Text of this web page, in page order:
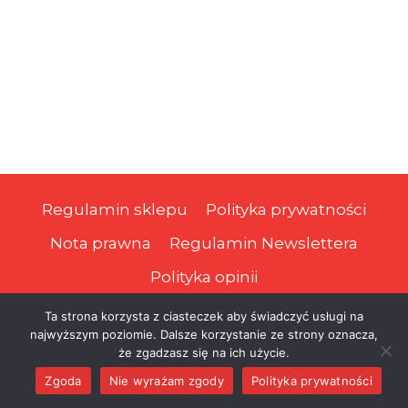
Regulamin sklepu
Polityka prywatności
Nota prawna
Regulamin Newslettera
Polityka opinii
© 2026 Prawa Podatnika
Ta strona korzysta z ciasteczek aby świadczyć usługi na
najwyższym poziomie. Dalsze korzystanie ze strony oznacza,
że zgadzasz się na ich użycie.
Zgoda
Nie wyrażam zgody Polityka prywatności